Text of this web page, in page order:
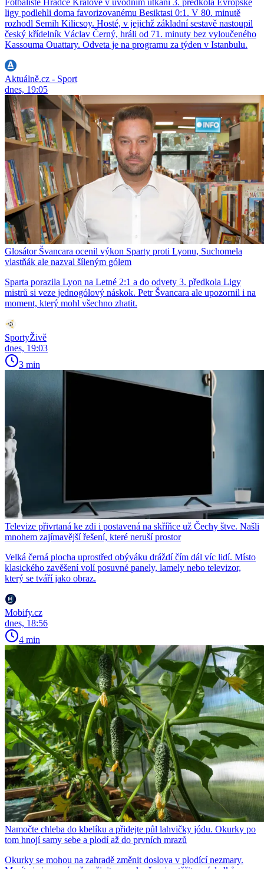
Fotbalisté Hradce Králové v úvodním utkání 3. předkola Evropské
ligy podlehli doma favorizovanému Besiktasi 0:1. V 80. minutě
rozhodl Semih Kilicsoy. Hosté, v jejichž základní sestavě nastoupil
český křídelník Václav Černý, hráli od 71. minuty bez vyloučeného
Kassouma Ouattary. Odveta je na programu za týden v Istanbulu.
Aktuálně.cz - Sport
dnes, 19:05
Glosátor Švancara ocenil výkon Sparty proti Lyonu, Suchomela
vlastňák ale nazval šíleným gólem
Sparta porazila Lyon na Letné 2:1 a do odvety 3. předkola Ligy
mistrů si veze jednogólový náskok. Petr Švancara ale upozornil i na
moment, který mohl všechno zhatit.
SportyŽivě
dnes, 19:03
3 min
Televize přivrtaná ke zdi i postavená na skříňce už Čechy štve. Našli
mnohem zajímavější řešení, které neruší prostor
Velká černá plocha uprostřed obýváku dráždí čím dál víc lidí. Místo
klasického zavěšení volí posuvné panely, lamely nebo televizor,
který se tváří jako obraz.
Mobify.cz
dnes, 18:56
4 min
Namočte chleba do kbelíku a přidejte půl lahvičky jódu. Okurky po
tom hnojí samy sebe a plodí až do prvních mrazů
Okurky se mohou na zahradě změnit doslova v plodící nezmary.